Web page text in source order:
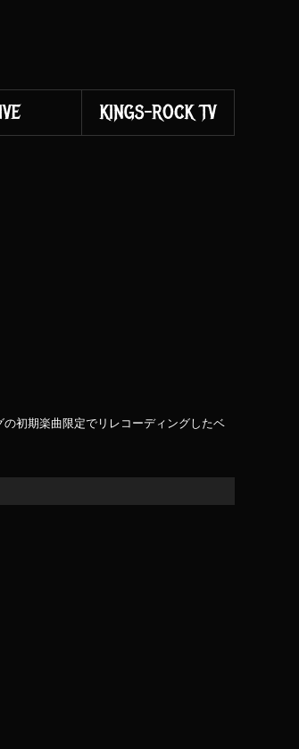
KINGS-ROCK TV
初期楽曲限定でリレコーディングしたベ